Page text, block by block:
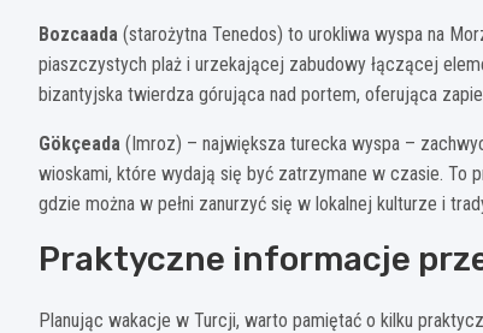
Bozcaada (starożytna Tenedos) to urokliwa wyspa na
piaszczystych plaż i urzekającej zabudowy łączącej
bizantyjska twierdza górująca nad portem, oferująca
Gökçeada (Imroz) – największa turecka wyspa –
wioskami, które wydają się być zatrzymane w czasie. To
gdzie można w pełni zanurzyć się w lokalnej kulturze i
Praktyczne informacje
Planując wakacje w Turcji, warto pamiętać o kilku